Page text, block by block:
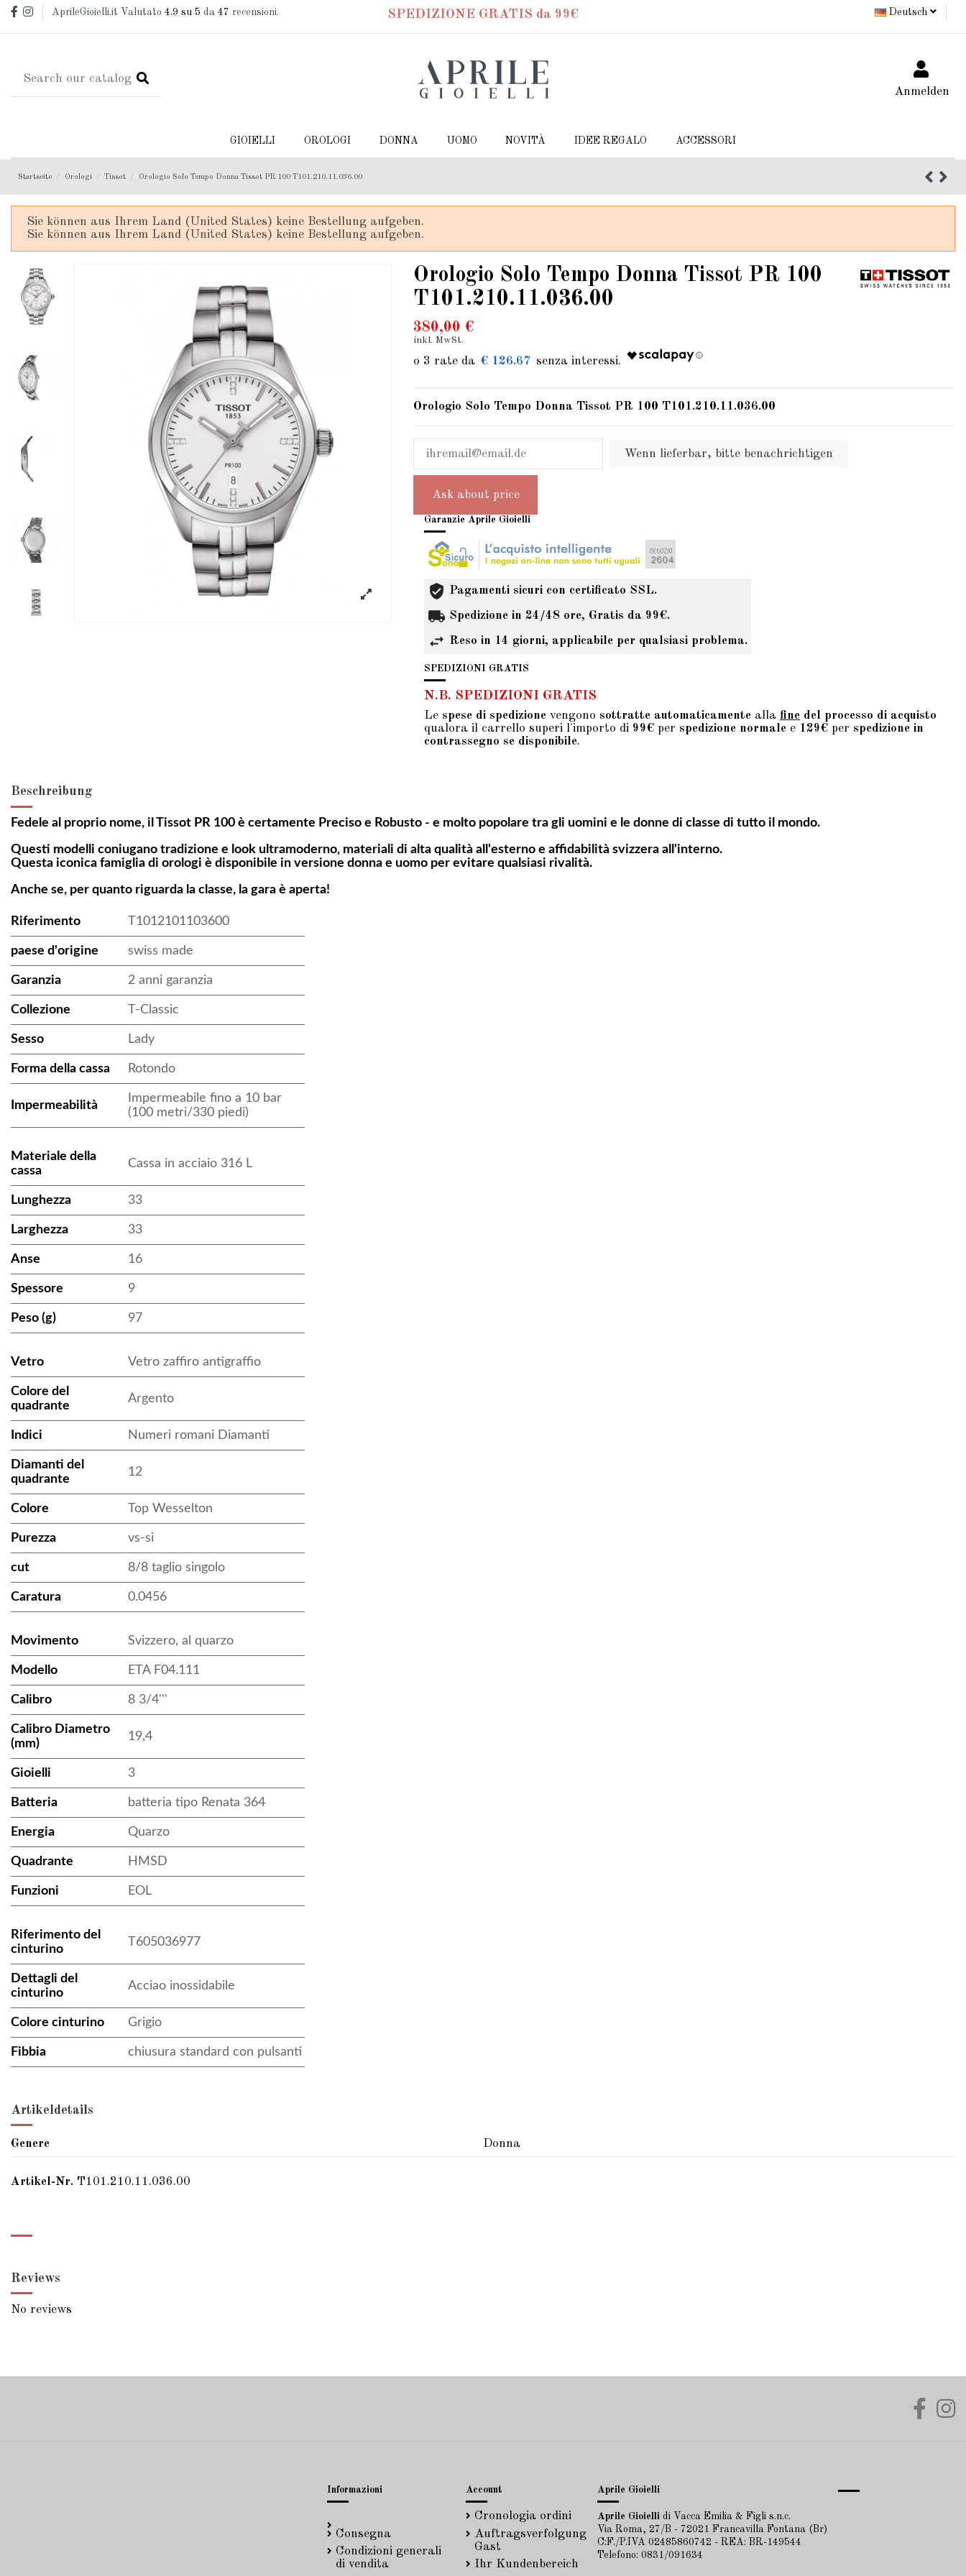
AprileGioielli.it Valutato4.9 su 5 da47 recensioni. SPEDIZIONE GRATIS da 99€ Deutsch
Anmelden
GIOIELLI OROLOGI DONNA UOMO NOVITÀ IDEE REGALO ACCESSORI
Startseite Orologi Tissot Orologio Solo Tempo Donna Tissot PR 100 T101.210.11.036.00
Sie können aus Ihrem Land (United States) keine Bestellung aufgeben.
Sie können aus Ihrem Land (United States) keine Bestellung aufgeben.
Orologio Solo Tempo Donna Tissot PR 100
T101.210.11.036.00
380,00 €
inkl. MwSt.
€ 126.67
Orologio Solo Tempo Donna Tissot PR 100 T101.210.11.036.00
Wenn lieferbar, bitte benachrichtigen
Ask about price
Garanzie Aprile Gioielli
Pagamenti sicuri con certificato SSL.
Spedizione in 24/48 ore, Gratis da 99€.
Reso in 14 giorni, applicabile per qualsiasi problema.
SPEDIZIONI GRATIS
N.B. SPEDIZIONI GRATIS
Le spese di spedizione vengono sottratte automaticamente alla fine del processo di acquisto
qualora il carrello superi l'importo di 99€ per spedizione normale e 129€ per spedizione in
contrassegno se disponibile.
Beschreibung
Fedele al proprio nome, il Tissot PR 100 è certamente Preciso e Robusto - e molto popolare tra gli uomini e le donne di classe di tutto il mondo.
Questi modelli coniugano tradizione e look ultramoderno, materiali di alta qualità all'esterno e affidabilità svizzera all'interno.
Questa iconica famiglia di orologi è disponibile in versione donna e uomo per evitare qualsiasi rivalità.
Anche se, per quanto riguarda la classe, la gara è aperta!
Riferimento T1012101103600
paese d'origine swiss made
Garanzia 2 anni garanzia
Collezione T-Classic
Sesso Lady
Forma della cassa Rotondo
Impermeabilità
Impermeabile fino a 10 bar
(100 metri/330 piedi)
Materiale della
cassa
Cassa in acciaio 316 L
Lunghezza 33
Larghezza 33
Anse 16
Spessore 9
Peso (g) 97
Vetro Vetro zaffiro antigraffio
Colore del
quadrante
Argento
Indici Numeri romani Diamanti
Diamanti del
quadrante
12
Colore Top Wesselton
Purezza vs-si
cut 8/8 taglio singolo
Caratura 0.0456
Movimento Svizzero, al quarzo
Modello ETA F04.111
Calibro 8 3/4'''
Calibro Diametro
(mm)
19,4
Gioielli 3
Batteria batteria tipo Renata 364
Energia Quarzo
Quadrante HMSD
Funzioni EOL
Riferimento del
cinturino
T605036977
Dettagli del
cinturino
Acciao inossidabile
Colore cinturino Grigio
Fibbia chiusura standard con pulsanti
Artikeldetails
Genere Donna
Artikel-Nr. T101.210.11.036.00
Reviews
No reviews
Informazioni
Consegna
Condizioni generali
di vendita
Account
Cronologia ordini
Auftragsverfolgung
Gast
Ihr Kundenbereich
Aprile Gioielli
Aprile Gioielli di Vacca Emilia & Figli s.n.c.
Via Roma, 27/B - 72021 Francavilla Fontana (Br)
C:F./P.IVA 02485860742 - REA: BR-149544
Telefono: 0831/091634